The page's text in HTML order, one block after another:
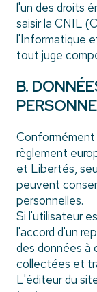
l'un des droits
saisir la CNIL
l'Informatique
tout juge
B.
Conformément
règlement
et Libertés,
peuvent
personnelles.
Si l'utilisateur
l'accord d'un
des données à
collectées et
L'éditeur du